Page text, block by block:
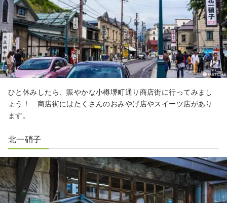
ひと休みしたら、賑やかな小樽堺町通り商店街に行ってみまし
ょう！ 商店街にはたくさんのおみやげ店やスイーツ店があり
ます。
北一硝子